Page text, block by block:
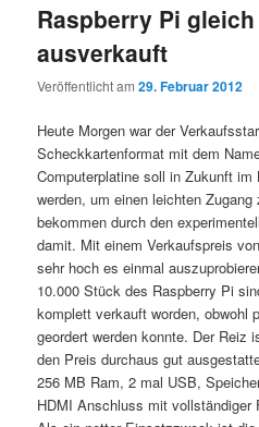
Raspberry Pi gleich
ausverkauft
Veröffentlicht am29. Februar 2012
Heute Morgen war der
Scheckkartenformat mit dem
Computerplatine soll in Zukunft
werden, um einen leichten
bekommen durch den
damit. Mit einem Verkaufspreis
sehr hoch es einmal
10.000 Stück des Raspberry Pi
komplett verkauft worden, obwohl
geordert werden konnte. Der Reiz
den Preis durchaus gut
256 MB Ram, 2 mal USB,
HDMI Anschluss mit vollständiger